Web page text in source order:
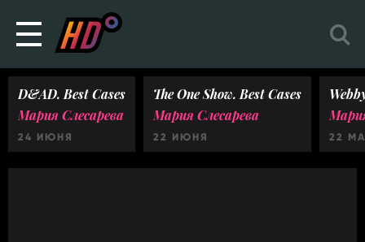
D&AD. Best Cases
Мария Слесарева
24 ИЮНЯ
The One Show. Best Cases
Мария Слесарева
22 ИЮНЯ 22